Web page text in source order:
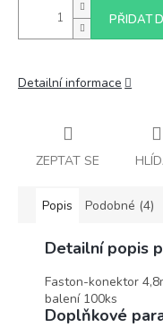
PŘIDAT
Detailní informace
ZEPTAT SE
Popis Podobné (4)
Detailní popis
Faston-konektor
balení 100ks
Doplňkové